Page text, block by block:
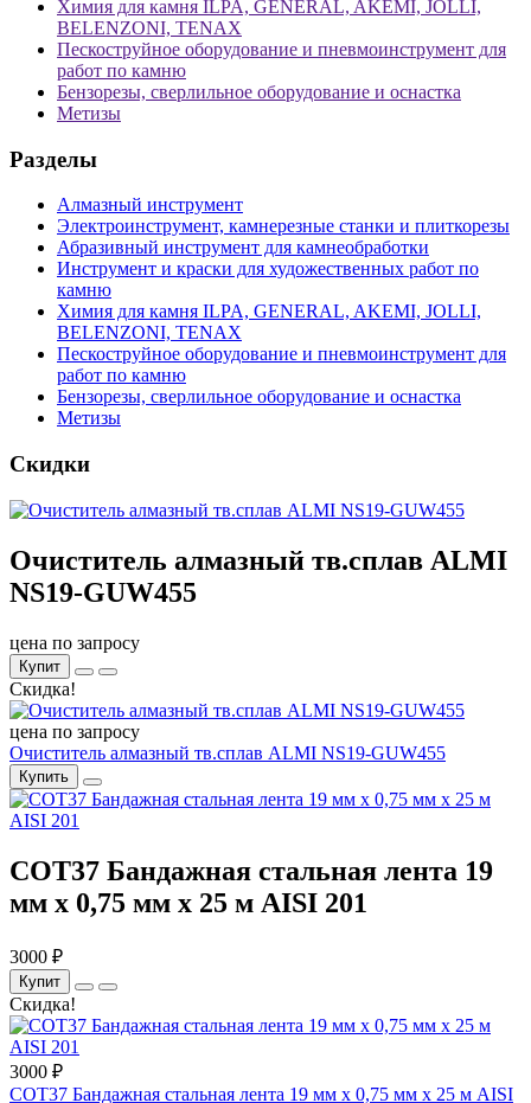
Химия для камня ILPA, GENERAL, AKEMI, JOLLI,
BELENZONI, TENAX
Пескоструйное оборудование и пневмоинструмент для
работ по камню
Бензорезы, сверлильное оборудование и оснастка
Метизы
Разделы
Алмазный инструмент
Электроинструмент, камнерезные станки и плиткорезы
Абразивный инструмент для камнеобработки
Инструмент и краски для художественных работ по
камню
Химия для камня ILPA, GENERAL, AKEMI, JOLLI,
BELENZONI, TENAX
Пескоструйное оборудование и пневмоинструмент для
работ по камню
Бензорезы, сверлильное оборудование и оснастка
Метизы
Скидки
Очиститель алмазный тв.сплав ALMI
NS19-GUW455
цена по запросу
Купит
Скидка!
цена по запросу
Очиститель алмазный тв.сплав ALMI NS19-GUW455
Купить
COT37 Бандажная стальная лента 19
мм x 0,75 мм x 25 м AISI 201
3000 ₽
Купит
Скидка!
3000 ₽
COT37 Бандажная стальная лента 19 мм x 0,75 мм x 25 м AISI